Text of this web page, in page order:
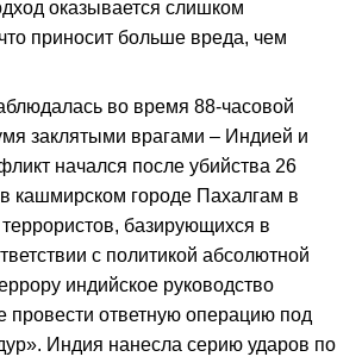
оказывается слишком
приносит больше вреда, чем
во время 88-часовой
заклятыми врагами – Индией и
начался после убийства 26
кашмирском городе Пахалгам в
террористов, базирующихся в
с политикой абсолютной
индийское руководство
провести ответную операцию под
Индия нанесла серию ударов по